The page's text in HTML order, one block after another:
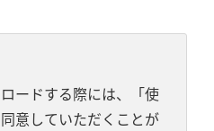
ードする際には、「使
意していただくことが